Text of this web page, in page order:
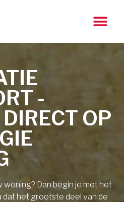
-
OP
woning? Dan begin je met het
dat het grootste deel van de